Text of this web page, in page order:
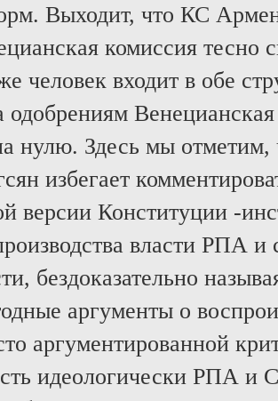
Выходит, что КС
комиссия тесно
человек входит в обе
одобрениям
нулю. Здесь мы
избегает
версии Конституции -
власти РПА и
бездоказательно
аргументы о
аргументированной
идеологически РПА и